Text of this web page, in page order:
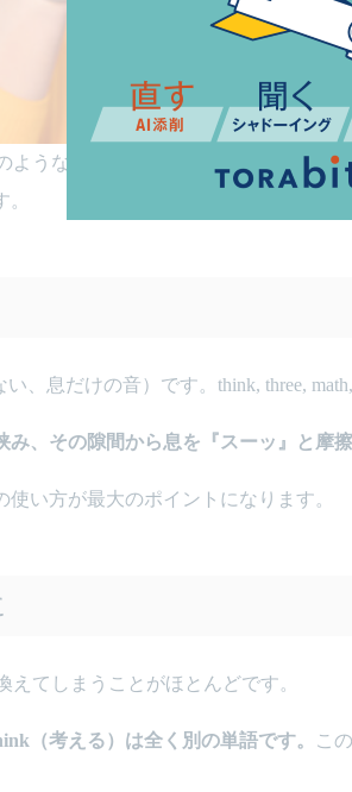
うな音で、日本人が無意識に置き換
、息だけの音）です。think, three,
、その隙間から息を『スーッ』と摩
い方が最大のポイントになります。
てしまうことがほとんどです。
（考える）は全く別の単語です。
こ